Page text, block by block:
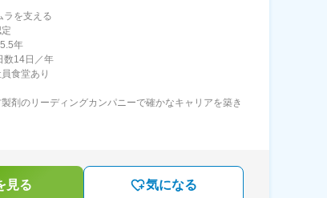
を支える
年
14日／年
食堂あり
剤のリーディングカンパニーで確かなキャリアを築き
見る 気になる